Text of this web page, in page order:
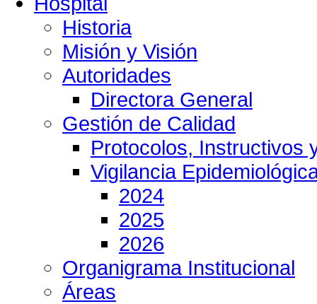
Historia
Misión y Visión
Autoridades
Directora General
Gestión de Calidad
Protocolos, Instructivos
Vigilancia
2024
2025
2026
Organigrama Institucional
Áreas